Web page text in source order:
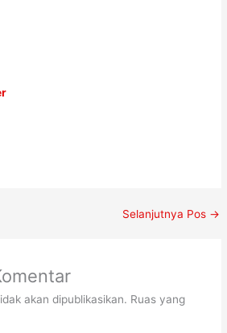
Selanjutnya Pos →
akan dipublikasikan. Ruas yang